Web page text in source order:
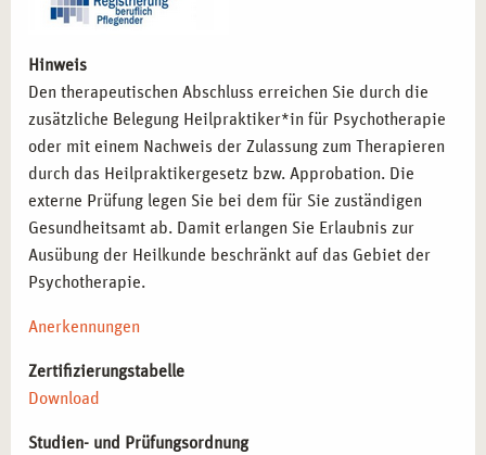
Hinweis
Den therapeutischen Abschluss erreichen Sie durch die
zusätzliche Belegung Heilpraktiker*in für Psychotherapie
oder mit einem Nachweis der Zulassung zum Therapieren
durch das Heilpraktikergesetz bzw. Approbation. Die
externe Prüfung legen Sie bei dem für Sie zuständigen
Gesundheitsamt ab. Damit erlangen Sie Erlaubnis zur
Ausübung der Heilkunde beschränkt auf das Gebiet der
Psychotherapie.
Anerkennungen
Zertifizierungstabelle
Download
Studien- und Prüfungsordnung